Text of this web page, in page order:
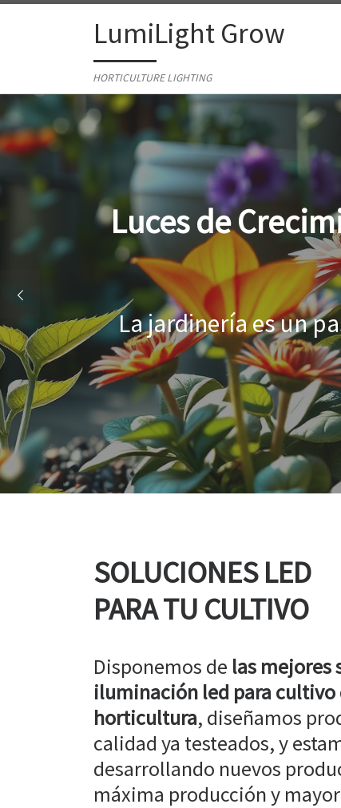
Skip to contentLumiLight Grow
HORTICULTURE LIGHTING
Lámparas para
Al cultivar plantas
SOLUCIONES LED
PARA TU CULTIVO
Disponemos de las mejores
iluminación led para cultivo
horticultura, diseñamos
calidad ya testeados, y
desarrollando nuevos
máxima producción y